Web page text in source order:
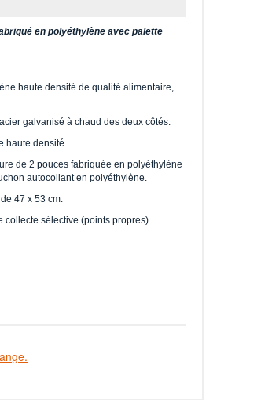
en polyéthylène avec palette
haute densité de qualité alimentaire,
galvanisé à chaud des deux côtés.
haute densité.
de 2 pouces fabriquée en polyéthylène
autocollant en polyéthylène.
47 x 53 cm.
collecte sélective (points propres).